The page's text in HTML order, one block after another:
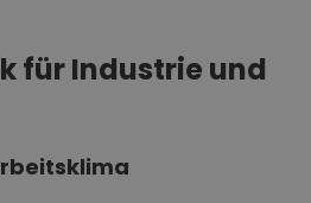
für Industrie und